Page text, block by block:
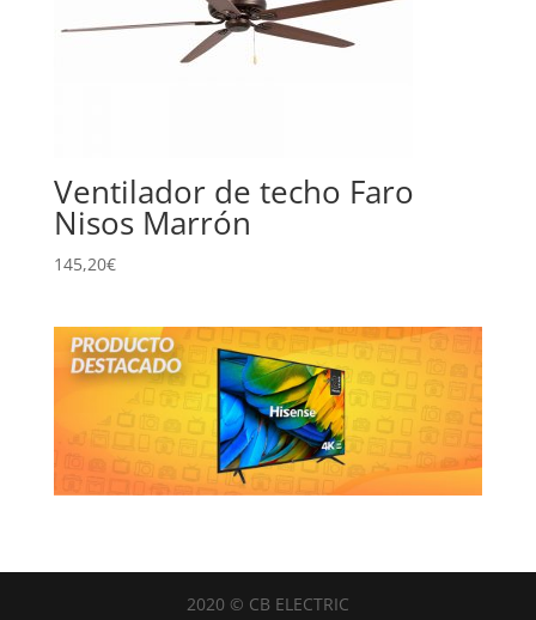
Ventilador de techo Faro
Nisos Marrón
145,20€
2020 © CB ELECTRIC